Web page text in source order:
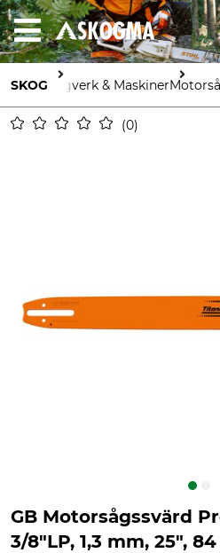
SKOG Sågverk & Maskiner
0
GB Motorsågssvärd
3/8"LP, 1,3 mm, 25",